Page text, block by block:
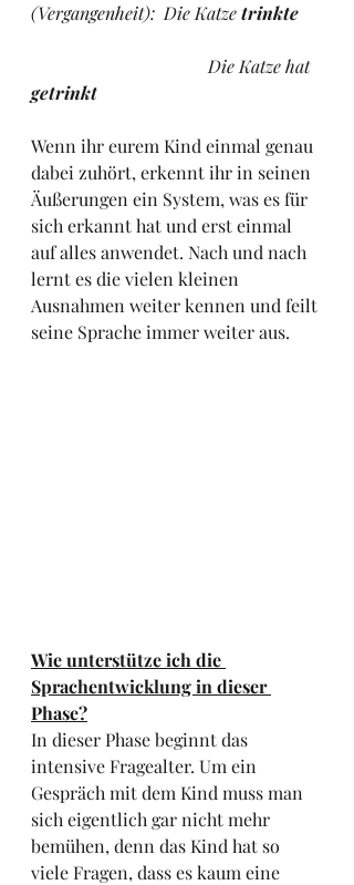
(Vergangenheit):	Die Katze trinkte
				Die Katze hat
getrinkt
Wenn ihr eurem Kind einmal genau
dabei zuhört, erkennt ihr in seinen
Äußerungen ein System, was es für
sich erkannt hat und erst einmal
auf alles anwendet. Nach und nach
lernt es die vielen kleinen
Ausnahmen weiter kennen und feilt
seine Sprache immer weiter aus.
Wie unterstütze ich die
Sprachentwicklung in dieser
Phase?
In dieser Phase beginnt das
intensive Fragealter. Um ein
Gespräch mit dem Kind muss man
sich eigentlich gar nicht mehr
bemühen, denn das Kind hat so
viele Fragen, dass es kaum eine